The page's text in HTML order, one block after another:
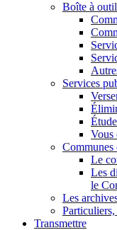
Boîte à
Services
Vous
Communes
Le
Les
le
Les
Particuliers,
Transmettre